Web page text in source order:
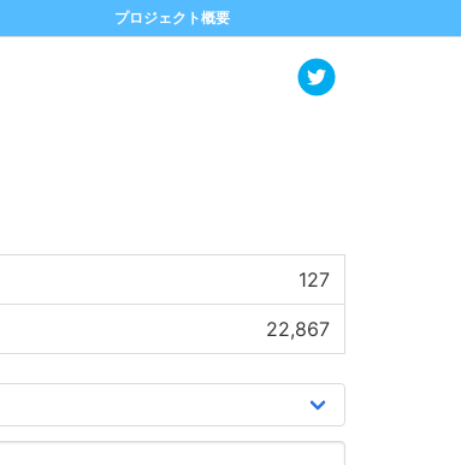
プロジェクト概要
127
22,867